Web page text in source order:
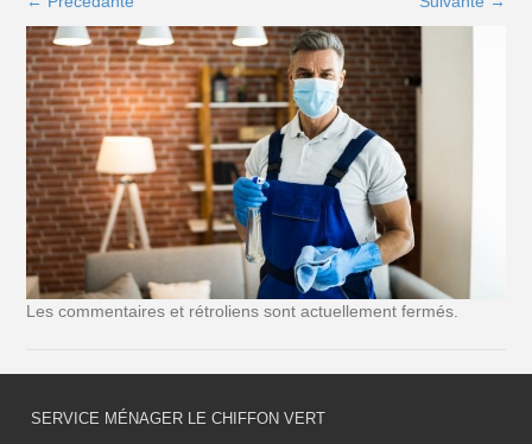
Les commentaires et rétroliens sont actuellement fermés.
SERVICE MÉNAGER LE CHIFFON VERT